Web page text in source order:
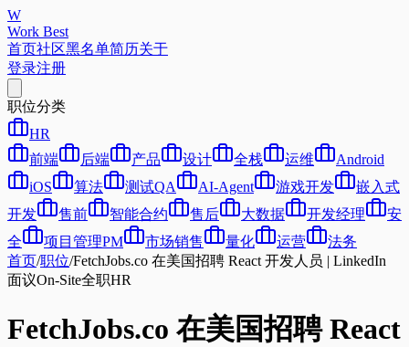
W
Work Best
首页社区黑名单简历关于
登录注册
职位分类
HR
前端
后端 产品 设计 全栈 运维
Android
iOS
算法 测试QA AI-Agent 游戏开发
嵌入式
开发
售前 智能合约 售后 大数据 开发经理
安
全
项目管理PM 市场销售 量化 运营
法务
首页/职位/FetchJobs.co 在美国招聘 React 开发人员 | LinkedIn
面议On-Site全职HR
FetchJobs.co 在美国招聘 React